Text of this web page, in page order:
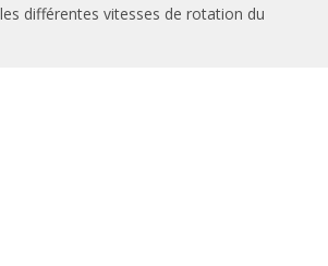
les différentes vitesses de rotation du